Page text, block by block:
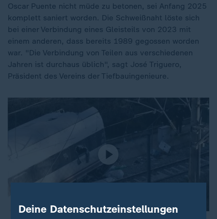
Oscar Puente nicht müde zu betonen, sei Anfang 2025
komplett saniert worden. Die Schweißnaht löste sich
bei einer Verbindung eines Gleisteils von 2023 mit
einem anderen, dass bereits 1989 gegossen worden
war. "Die Verbindung von Teilen aus verschiedenen
Jahren ist durchaus üblich", sagt José Triguero,
Präsident des Vereins der Tiefbauingenieure.
Deine Datenschutzeinstellungen